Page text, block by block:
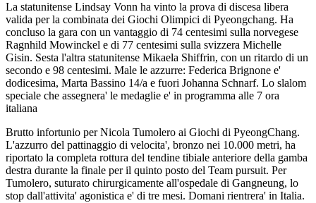
La statunitense Lindsay Vonn ha vinto la prova di discesa libera
valida per la combinata dei Giochi Olimpici di Pyeongchang. Ha
concluso la gara con un vantaggio di 74 centesimi sulla norvegese
Ragnhild Mowinckel e di 77 centesimi sulla svizzera Michelle
Gisin. Sesta l'altra statunitense Mikaela Shiffrin, con un ritardo di un
secondo e 98 centesimi. Male le azzurre: Federica Brignone e'
dodicesima, Marta Bassino 14/a e fuori Johanna Schnarf. Lo slalom
speciale che assegnera' le medaglie e' in programma alle 7 ora
italiana
Brutto infortunio per Nicola Tumolero ai Giochi di PyeongChang.
L'azzurro del pattinaggio di velocita', bronzo nei 10.000 metri, ha
riportato la completa rottura del tendine tibiale anteriore della gamba
destra durante la finale per il quinto posto del Team pursuit. Per
Tumolero, suturato chirurgicamente all'ospedale di Gangneung, lo
stop dall'attivita' agonistica e' di tre mesi. Domani rientrera' in Italia.